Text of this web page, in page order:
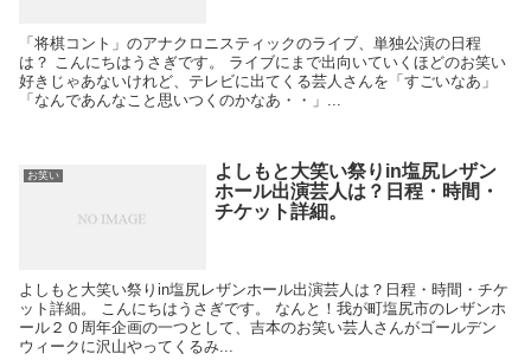
「将棋コント」のアナクロニスティックのライブ、単独公演の日程
は？ こんにちはうさぎです。 ライブにまで出向いていくほどのお笑い
好きじゃあないけれど、テレビに出てくる芸人さんを「すごいなあ」
「なんであんなこと思いつくのかなあ・・」...
お笑い
よしもと大笑い祭りin塩尻レザン
ホール出演芸人は？日程・時間・
チケット詳細。
よしもと大笑い祭りin塩尻レザンホール出演芸人は？日程・時間・チケ
ット詳細。 こんにちはうさぎです。 なんと！我が町塩尻市のレザンホ
ール２０周年企画の一つとして、吉本のお笑い芸人さんがゴールデン
ウィークに沢山やってくるみ...